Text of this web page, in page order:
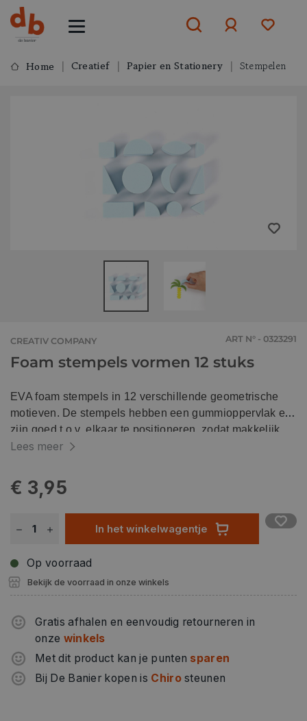
Home Creatief Papier en Stationery Stempelen
CREATIV COMPANY ART N° - 0323291
Foam stempels vormen 12 stuks
EVA foam stempels in 12 verschillende geometrische
motieven. De stempels hebben een gummioppervlak en
zijn goed t.o.v. elkaar te positioneren, zodat makkelijk
mooie patronen kunnen worden gemaakt.
Lees meer
€ 3,95
In het winkelwagentje
Op voorraad
Bekijk de voorraad in onze winkels
Gratis afhalen en eenvoudig retourneren in
onze winkels
Met dit product kan je punten sparen
Bij De Banier kopen is Chirosteunen